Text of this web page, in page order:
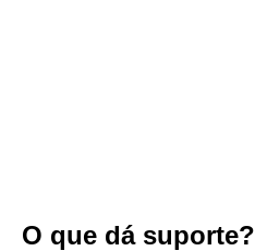
O que dá suporte?